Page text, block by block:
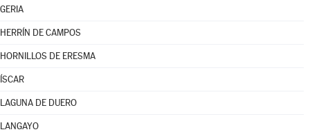
GERIA
HERRÍN DE CAMPOS
HORNILLOS DE ERESMA
ÍSCAR
LAGUNA DE DUERO
LANGAYO